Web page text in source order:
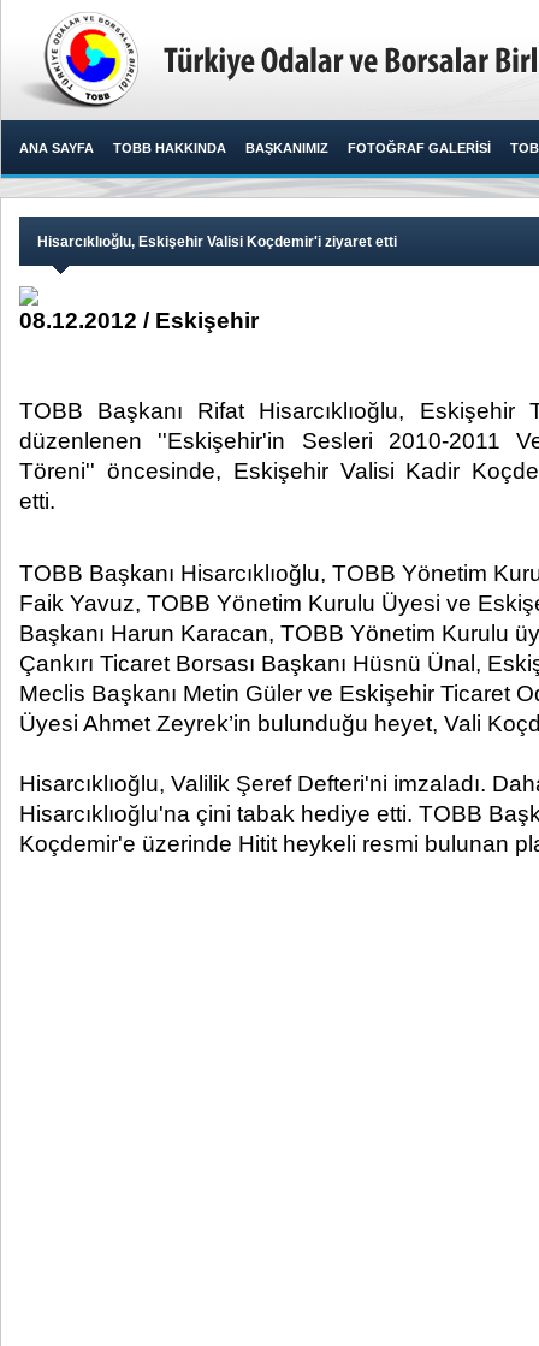
ANA SAYFA TOBB HAKKINDA BAŞKANIMIZ FOTOĞRAF GALERİSİ
Hisarcıklıoğlu, Eskişehir Valisi Koçdemir'i ziyaret etti
08.12.2012 / Eskişehir
TOBB Başkanı Rifat Hisarcıklıoğlu, Eskişehir
düzenlenen ''Eskişehir'in Sesleri 2010-2011
Töreni'' öncesinde, Eskişehir Valisi Kadir
etti. ​ ​
TOBB Başkanı Hisarcıklıoğlu, TOBB Yönetim
Faik Yavuz, TOBB Yönetim Kurulu Üyesi ve
Başkanı Harun Karacan, TOBB Yönetim Kurulu
Çankırı Ticaret Borsası Başkanı Hüsnü Ünal,
Meclis Başkanı Metin Güler ve Eskişehir Ticaret
Üyesi Ahmet Zeyrek’in bulunduğu heyet, Vali
Hisarcıklıoğlu, Valilik Şeref Defteri'ni imzaladı.
Hisarcıklıoğlu'na çini tabak hediye etti. TOBB
Koçdemir'e üzerinde Hitit heykeli resmi bulunan